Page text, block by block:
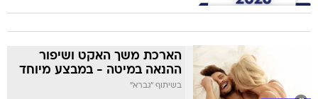
הארכת משך האקט ושיפור
ההנאה במיטה - במבצע מיוחד
בשיתוף "גברא"